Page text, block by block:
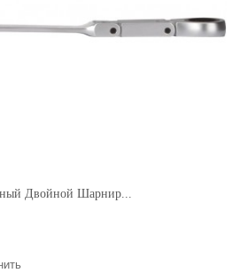
Двойной Шарнир...